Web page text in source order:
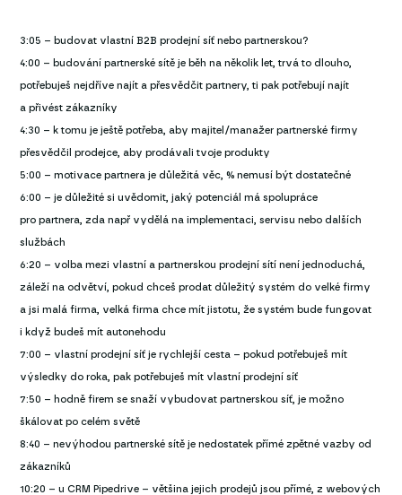
3:05 – budovat vlastní B2B prodejní síť nebo partnerskou?
4:00 – budování partnerské sítě je běh na několik let, trvá to dlouho,
potřebuješ nejdříve najít a přesvědčit partnery, ti pak potřebují najít
a přivést zákazníky
4:30 – k tomu je ještě potřeba, aby majitel/manažer partnerské firmy
přesvědčil prodejce, aby prodávali tvoje produkty
5:00 – motivace partnera je důležitá věc, % nemusí být dostatečné
6:00 – je důležité si uvědomit, jaký potenciál má spolupráce
pro partnera, zda např vydělá na implementaci, servisu nebo dalších
službách
6:20 – volba mezi vlastní a partnerskou prodejní sítí není jednoduchá,
záleží na odvětví, pokud chceš prodat důležitý systém do velké firmy
a jsi malá firma, velká firma chce mít jistotu, že systém bude fungovat
i když budeš mít autonehodu
7:00 – vlastní prodejní síť je rychlejší cesta – pokud potřebuješ mít
výsledky do roka, pak potřebuješ mít vlastní prodejní síť
7:50 – hodně firem se snaží vybudovat partnerskou síť, je možno
škálovat po celém světě
8:40 – nevýhodou partnerské sítě je nedostatek přímé zpětné vazby od
zákazníků
10:20 – u CRM Pipedrive – většina jejich prodejů jsou přímé, z webových